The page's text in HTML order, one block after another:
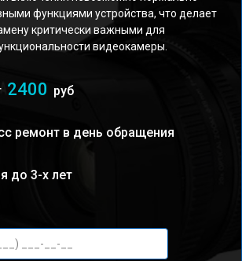
функциями устройства, что делает
критически важными для
видеокамеры.
2400 руб
ремонт в день обращения
до 3-х лет